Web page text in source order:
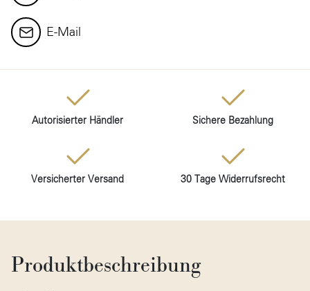
E-Mail
Autorisierter Händler Sichere Bezahlung
Versicherter Versand 30 Tage Widerrufsrecht
Produktbeschreibung